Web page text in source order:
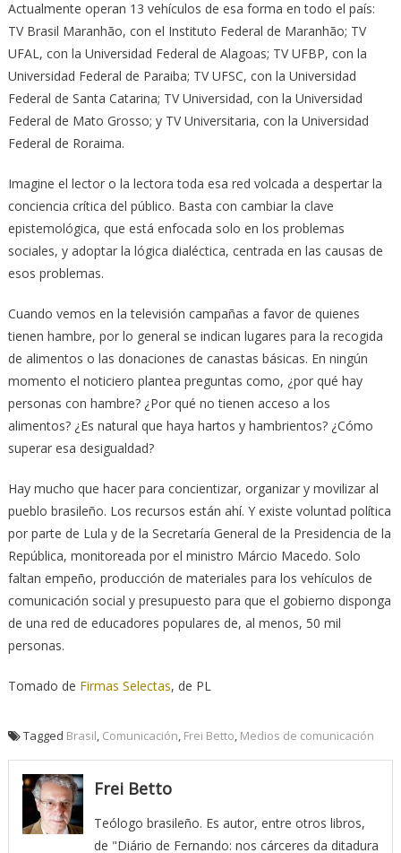
Actualmente operan 13 vehículos de esa forma en todo el país:
TV Brasil Maranhão, con el Instituto Federal de Maranhão; TV
UFAL, con la Universidad Federal de Alagoas; TV UFBP, con la
Universidad Federal de Paraiba; TV UFSC, con la Universidad
Federal de Santa Catarina; TV Universidad, con la Universidad
Federal de Mato Grosso; y TV Universitaria, con la Universidad
Federal de Roraima.
Imagine el lector o la lectora toda esa red volcada a despertar la
conciencia crítica del público. Basta con cambiar la clave
epistemológica, que está enfocada solo en los problemas
sociales, y adoptar la lógica dialéctica, centrada en las causas de
esos problemas.
Cuando vemos en la televisión campañas a favor de quienes
tienen hambre, por lo general se indican lugares para la recogida
de alimentos o las donaciones de canastas básicas. En ningún
momento el noticiero plantea preguntas como, ¿por qué hay
personas con hambre? ¿Por qué no tienen acceso a los
alimentos? ¿Es natural que haya hartos y hambrientos? ¿Cómo
superar esa desigualdad?
Hay mucho que hacer para concientizar, organizar y movilizar al
pueblo brasileño. Los recursos están ahí. Y existe voluntad política
por parte de Lula y de la Secretaría General de la Presidencia de la
República, monitoreada por el ministro Márcio Macedo. Solo
faltan empeño, producción de materiales para los vehículos de
comunicación social y presupuesto para que el gobierno disponga
de una red de educadores populares de, al menos, 50 mil
personas.
Tomado de Firmas Selectas, de PL
Tagged Brasil Comunicación Frei Betto Medios de comunicación
Frei Betto
Teólogo brasileño. Es autor, entre otros libros,
de "Diário de Fernando: nos cárceres da ditadura